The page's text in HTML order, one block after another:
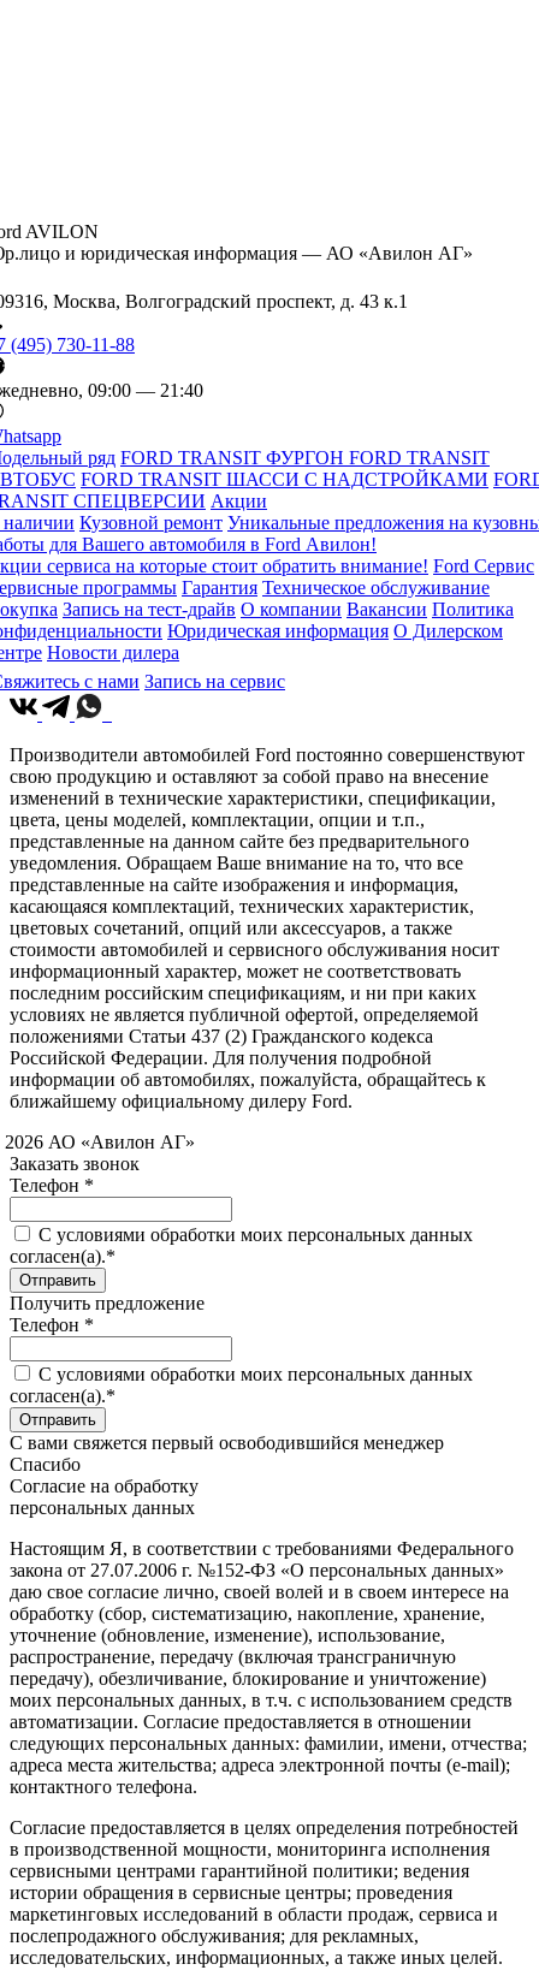
AVILON
и юридическая информация — АО «Авилон АГ»
Москва, Волгоградский проспект, д. 43 к.1
(495) 730-11-88
09:00 — 21:40
ряд FORD TRANSIT ФУРГОН FORD TRANSIT
FORD TRANSIT ШАССИ С НАДСТРОЙКАМИ
СПЕЦВЕРСИИ Акции
Кузовной ремонт Уникальные предложения на
для Вашего автомобиля в Ford Авилон!
сервиса на которые стоит обратить внимание! Ford Сервис
программы Гарантия Техническое обслуживание
Запись на тест-драйв О компании Вакансии Политика
Юридическая информация О Дилерском
Новости дилера
с нами Запись на сервис
Производители автомобилей Ford постоянно совершенствуют
свою продукцию и оставляют за собой право на внесение
изменений в технические характеристики, спецификации,
цвета, цены моделей, комплектации, опции и т.п.,
представленные на данном сайте без предварительного
уведомления. Обращаем Ваше внимание на то, что все
представленные на сайте изображения и информация,
касающаяся комплектаций, технических характеристик,
цветовых сочетаний, опций или аксессуаров, а также
стоимости автомобилей и сервисного обслуживания носит
информационный характер, может не соответствовать
последним российским спецификациям, и ни при каких
условиях не является публичной офертой, определяемой
положениями Статьи 437 (2) Гражданского кодекса
Российской Федерации. Для получения подробной
информации об автомобилях, пожалуйста, обращайтесь к
ближайшему официальному дилеру Ford.
АО «Авилон АГ»
Заказать звонок
Телефон *
C условиями обработки моих персональных данных
согласен(а).*
Получить предложение
Телефон *
C условиями обработки моих персональных данных
согласен(а).*
С вами свяжется первый освободившийся менеджер
Спасибо
Согласие на обработку
персональных данных
Настоящим Я, в соответствии с требованиями Федерального
закона от 27.07.2006 г. №152-ФЗ «О персональных данных»
даю свое согласие лично, своей волей и в своем интересе на
обработку (сбор, систематизацию, накопление, хранение,
уточнение (обновление, изменение), использование,
распространение, передачу (включая трансграничную
передачу), обезличивание, блокирование и уничтожение)
моих персональных данных, в т.ч. с использованием средств
автоматизации. Согласие предоставляется в отношении
следующих персональных данных: фамилии, имени, отчества;
адреса места жительства; адреса электронной почты (e-mail);
контактного телефона.
Согласие предоставляется в целях определения потребностей
в производственной мощности, мониторинга исполнения
сервисными центрами гарантийной политики; ведения
истории обращения в сервисные центры; проведения
маркетинговых исследований в области продаж, сервиса и
послепродажного обслуживания; для рекламных,
исследовательских, информационных, а также иных целей.